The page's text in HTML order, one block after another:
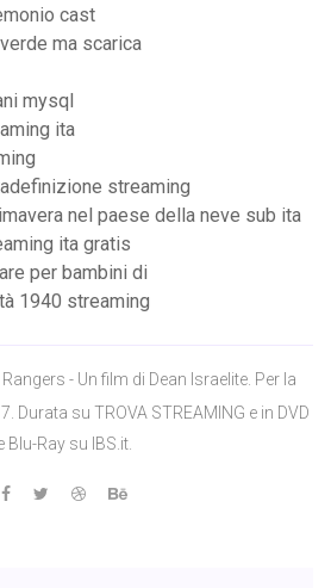
cast
ma scarica
mysql
ita
streaming
nel paese della neve sub ita
ita gratis
per bambini di
1940 streaming
- Un film di Dean Israelite. Per la
Durata su TROVA STREAMING e in DVD
Blu-Ray su IBS.it.